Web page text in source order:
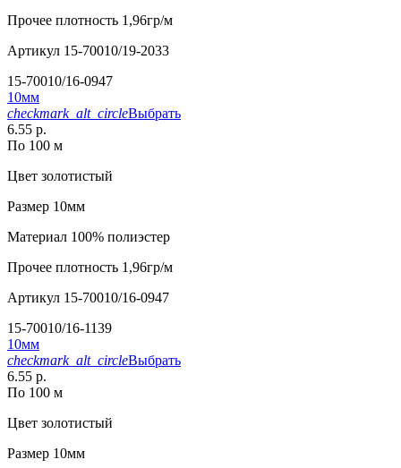
Прочее плотность 1,96гр/м
Артикул 15-70010/19-2033
15-70010/16-0947
10мм
checkmark_alt_circleВыбрать
6.55 р.
По 100 м
Цвет золотистый
Размер 10мм
Материал 100% полиэстер
Прочее плотность 1,96гр/м
Артикул 15-70010/16-0947
15-70010/16-1139
10мм
checkmark_alt_circleВыбрать
6.55 р.
По 100 м
Цвет золотистый
Размер 10мм